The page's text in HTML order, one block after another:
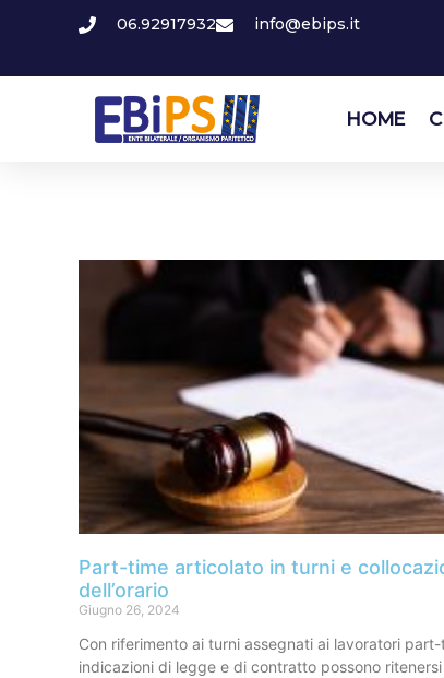
06.92917932 info@ebips.it
HOME
Part-time articolato in turni e
dell’orario
Giugno 26, 2024
Con riferimento ai turni assegnati ai lavoratori
indicazioni di legge e di contratto possono ritenersi